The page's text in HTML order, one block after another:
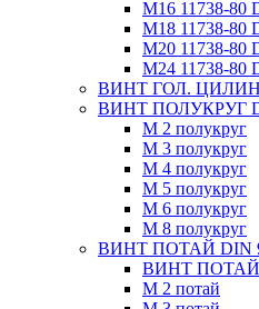
М16 11738-80
М18 11738-80
М20 11738-80
М24 11738-80
ВИНТ ГОЛ.
ВИНТ ПОЛУКРУГ
М 2 полукруг
М 3 полукруг
М 4 полукруг
М 5 полукруг
М 6 полукруг
М 8 полукруг
ВИНТ ПОТАЙ DIN
ВИНТ ПОТАЙ
М 2 потай